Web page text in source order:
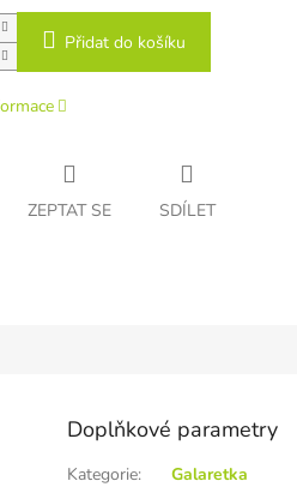
Přidat do košíku
ZEPTAT SE SDÍLET
Doplňkové parametry
Kategorie:
Galaretka